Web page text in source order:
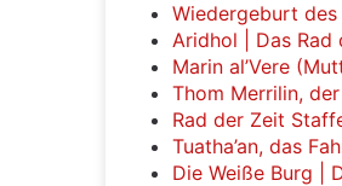
Wiedergeburt des
Aridhol | Das Rad
Marin al’Vere
Thom Merrilin,
Rad der Zeit
Tuatha’an, das
Die Weiße Burg |